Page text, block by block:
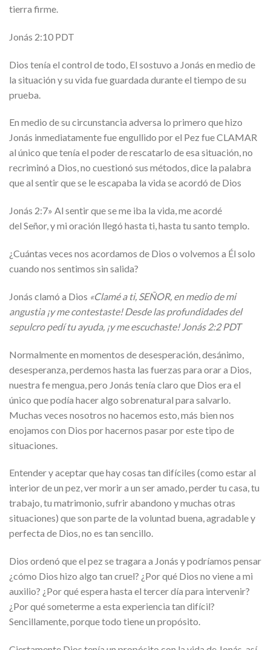
tierra firme.
Jonás 2:10 PDT
Dios tenía el control de todo, El sostuvo a Jonás en medio de
la situación y su vida fue guardada durante el tiempo de su
prueba.
En medio de su circunstancia adversa lo primero que hizo
Jonás inmediatamente fue engullido por el Pez fue CLAMAR
al único que tenía el poder de rescatarlo de esa situación, no
recriminó a Dios, no cuestionó sus métodos, dice la palabra
que al sentir que se le escapaba la vida se acordó de Dios
Jonás 2:7» Al sentir que se me iba la vida, me acordé
del Señor, y mi oración llegó hasta ti, hasta tu santo templo.
¿Cuántas veces nos acordamos de Dios o volvemos a Él solo
cuando nos sentimos sin salida?
Jonás clamó a Dios «Clamé a ti, SEÑOR, en medio de mi
angustia ¡y me contestaste! Desde las profundidades del
sepulcro pedí tu ayuda, ¡y me escuchaste! Jonás 2:2 PDT
Normalmente en momentos de desesperación, desánimo,
desesperanza, perdemos hasta las fuerzas para orar a Dios,
nuestra fe mengua, pero Jonás tenía claro que Dios era el
único que podía hacer algo sobrenatural para salvarlo.
Muchas veces nosotros no hacemos esto, más bien nos
enojamos con Dios por hacernos pasar por este tipo de
situaciones.
Entender y aceptar que hay cosas tan difíciles (como estar al
interior de un pez, ver morir a un ser amado, perder tu casa, tu
trabajo, tu matrimonio, sufrir abandono y muchas otras
situaciones) que son parte de la voluntad buena, agradable y
perfecta de Dios, no es tan sencillo.
Dios ordenó que el pez se tragara a Jonás y podríamos pensar
¿cómo Dios hizo algo tan cruel? ¿Por qué Dios no viene a mi
auxilio? ¿Por qué espera hasta el tercer día para intervenir?
¿Por qué someterme a esta experiencia tan difícil?
Sencillamente, porque todo tiene un propósito.